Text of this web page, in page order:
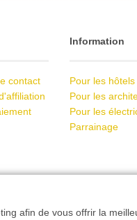
contact
Information
Pour les hôtels
Pour les
Pour les
Parrainage
afin de vous offrir la